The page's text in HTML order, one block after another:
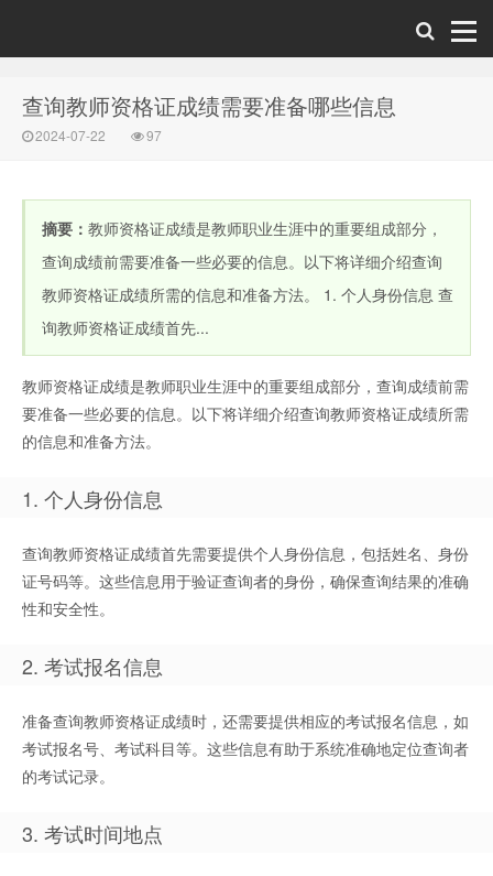
查询教师资格证成绩需要准备哪些信息
2024-07-22 97
摘要： 教师资格证成绩是教师职业生涯中的重要组成部分，
查询成绩前需要准备一些必要的信息。以下将详细介绍查询
教师资格证成绩所需的信息和准备方法。 1. 个人身份信息 查
询教师资格证成绩首先...
教师资格证成绩是教师职业生涯中的重要组成部分，查询成绩前需
要准备一些必要的信息。以下将详细介绍查询教师资格证成绩所需
的信息和准备方法。
1. 个人身份信息
查询教师资格证成绩首先需要提供个人身份信息，包括姓名、身份
证号码等。这些信息用于验证查询者的身份，确保查询结果的准确
性和安全性。
2. 考试报名信息
准备查询教师资格证成绩时，还需要提供相应的考试报名信息，如
考试报名号、考试科目等。这些信息有助于系统准确地定位查询者
的考试记录。
3. 考试时间地点